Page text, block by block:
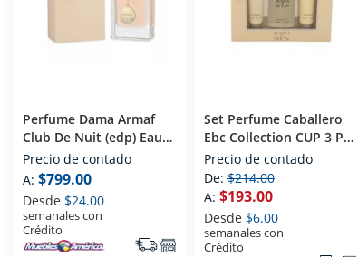
Perfume Dama Armaf
Club De Nuit (edp) Eau
De Parfum 105 Ml
Precio de contado
A: $799.00
Desde $24.00
semanales con
Crédito
Set Perfume Caballero
Ebc Collection CUP 3 PZS
(edp) Eau De Parfum 100
Ml
Precio de contado
De:$214.00
A: $193.00
Desde $6.00
semanales con
Crédito